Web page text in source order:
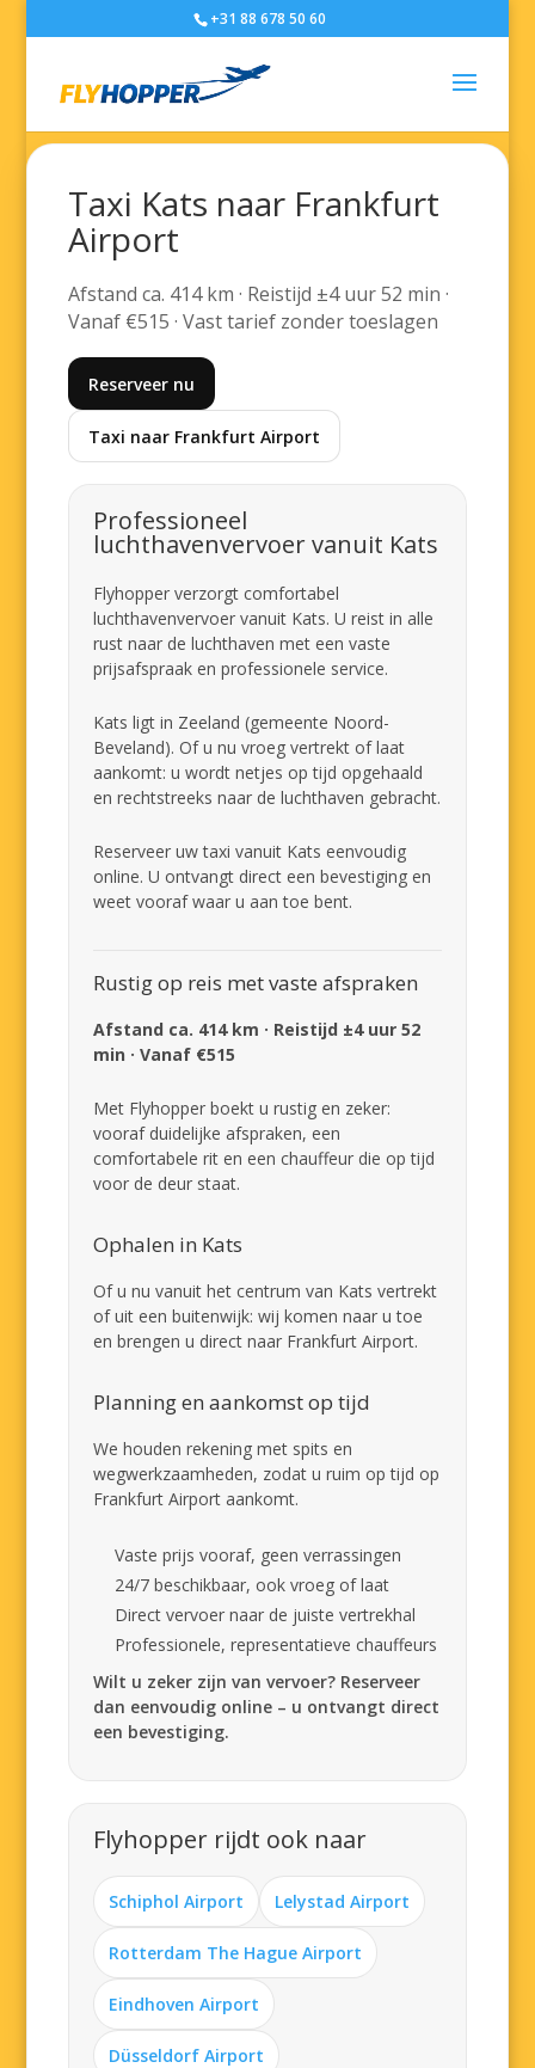
+31 88 678 50 60
Taxi Kats naar Frankfurt
Airport
Afstand ca. 414 km · Reistijd ±4 uur 52 min ·
Vanaf €515 · Vast tarief zonder toeslagen
Reserveer nu
Taxi naar Frankfurt Airport
Professioneel
luchthavenvervoer vanuit Kats
Flyhopper verzorgt comfortabel
luchthavenvervoer vanuit Kats. U reist in alle
rust naar de luchthaven met een vaste
prijsafspraak en professionele service.
Kats ligt in Zeeland (gemeente Noord-
Beveland). Of u nu vroeg vertrekt of laat
aankomt: u wordt netjes op tijd opgehaald
en rechtstreeks naar de luchthaven gebracht.
Reserveer uw taxi vanuit Kats eenvoudig
online. U ontvangt direct een bevestiging en
weet vooraf waar u aan toe bent.
Rustig op reis met vaste afspraken
Afstand ca. 414 km · Reistijd ±4 uur 52
min · Vanaf €515
Met Flyhopper boekt u rustig en zeker:
vooraf duidelijke afspraken, een
comfortabele rit en een chauffeur die op tijd
voor de deur staat.
Ophalen in Kats
Of u nu vanuit het centrum van Kats vertrekt
of uit een buitenwijk: wij komen naar u toe
en brengen u direct naar Frankfurt Airport.
Planning en aankomst op tijd
We houden rekening met spits en
wegwerkzaamheden, zodat u ruim op tijd op
Frankfurt Airport aankomt.
Vaste prijs vooraf, geen verrassingen
24/7 beschikbaar, ook vroeg of laat
Direct vervoer naar de juiste vertrekhal
Professionele, representatieve chauffeurs
Wilt u zeker zijn van vervoer? Reserveer
dan eenvoudig online – u ontvangt direct
een bevestiging.
Flyhopper rijdt ook naar
Schiphol Airport Lelystad Airport
Rotterdam The Hague Airport
Eindhoven Airport
Düsseldorf Airport